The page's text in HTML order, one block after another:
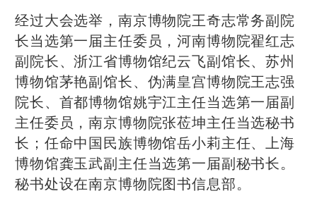
经过大会选举，南京博物院王奇志常务副院
长当选第一届主任委员，河南博物院翟红志
副院长、浙江省博物馆纪云飞副馆长、苏州
博物馆茅艳副馆长、伪满皇宫博物院王志强
院长、首都博物馆姚宇江主任当选第一届副
主任委员，南京博物院张莅坤主任当选秘书
长；任命中国民族博物馆岳小莉主任、上海
博物馆龚玉武副主任当选第一届副秘书长。
秘书处设在南京博物院图书信息部。